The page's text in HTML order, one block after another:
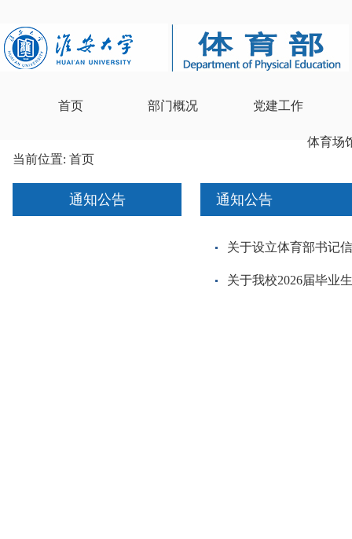
首页 部门概况 党建工作
体育场
当前位置: 首页
通知公告 通知公告
关于设立体育部书记
关于我校2026届毕业